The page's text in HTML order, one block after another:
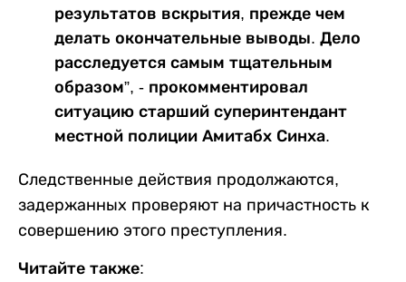
результатов вскрытия, прежде чем
делать окончательные выводы. Дело
расследуется самым тщательным
образом”, - прокомментировал
ситуацию старший суперинтендант
местной полиции Амитабх Синха.
Следственные действия продолжаются,
задержанных проверяют на причастность к
совершению этого преступления.
Читайте также: